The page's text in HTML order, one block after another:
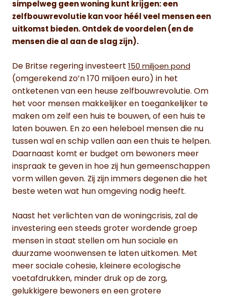
simpelweg geen woning kunt krijgen: een
zelfbouwrevolutie kan voor héél veel mensen een
uitkomst bieden. Ontdek de voordelen (en de
mensen die al aan de slag zijn).
De Britse regering investeert 150 miljoen pond
(omgerekend zo’n 170 miljoen euro) in het
ontketenen van een heuse zelfbouwrevolutie. Om
het voor mensen makkelijker en toegankelijker te
maken om zelf een huis te bouwen, of een huis te
laten bouwen. En zo een heleboel mensen die nu
tussen wal en schip vallen aan een thuis te helpen.
Daarnaast komt er budget om bewoners meer
inspraak te geven in hoe zij hun gemeenschappen
vorm willen geven. Zij zijn immers degenen die het
beste weten wat hun omgeving nodig heeft.
Naast het verlichten van de woningcrisis, zal de
investering een steeds groter wordende groep
mensen in staat stellen om hun sociale en
duurzame woonwensen te laten uitkomen. Met
meer sociale cohesie, kleinere ecologische
voetafdrukken, minder druk op de zorg,
gelukkigere bewoners en een grotere